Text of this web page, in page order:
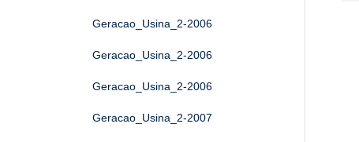
Geracao_Usina_2-2006
Geracao_Usina_2-2006
Geracao_Usina_2-2006
Geracao_Usina_2-2007